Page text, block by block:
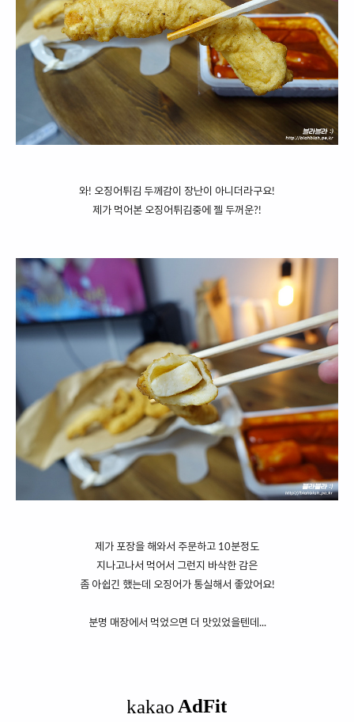
와! 오징어튀김 두께감이 장난이 아니더라구요!
제가 먹어본 오징어튀김중에 젤 두꺼운?!
제가 포장을 해와서 주문하고 10분정도
지나고나서 먹어서 그런지 바삭한 감은
좀 아쉽긴 했는데 오징어가 통실해서 좋았어요!
분명 매장에서 먹었으면 더 맛있었을텐데...